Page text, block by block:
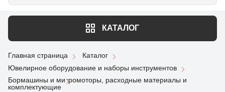
КАТАЛОГ
Главная страница
Каталог
Ювелирное оборудование и наборы инструментов
Бормашины и микромоторы, расходные материалы и
комплектующие